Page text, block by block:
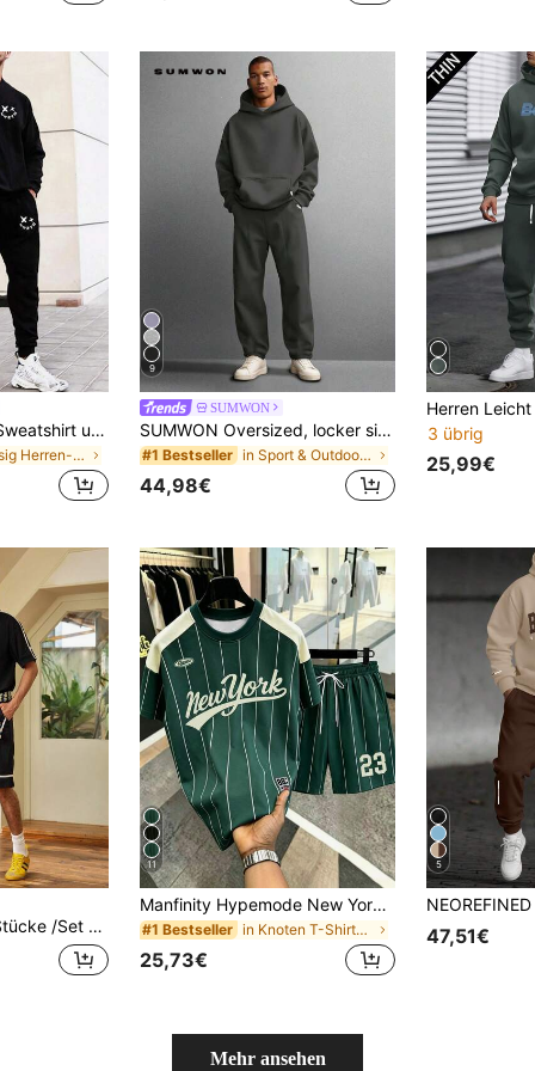
EURMUSE Herren Sweatshirt und Sweathose mit Buchstabengrafik
in Lässig Herren-Koordinationskleidung
9
SUMWON
SUMWON Oversized, locker sitzender Pullover Hoodie und passende Jogginghose als Zweiteiler Set für lässigen Streetwear-Komfort im Winter und Herbst
#1 Bestseller in Sport & Outdoor - Athleisure Hoodie-Sets für He
44,98€
3 übrig
25,99€
Style T-Shirt und Shorts Set, Kontrast Farbblock Design
11
Manfinity Hypemode New York 23 Olivgrünes gestreiftes Sportset, klassisches College-lässig-Set für Herren mit Kurzarm-T-Shirt und Shorts, College-lässig-Sportset, Urlaub
#1 Bestseller in Knoten T-Shirt-Kombinationen für Herren
25,73€
5
47,51€
Mehr ansehen